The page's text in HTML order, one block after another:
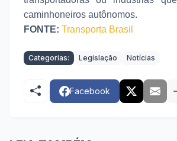
caminhoneiros autônomos.
FONTE: Transporta Brasil
Categorias: Legislação Notícias
Facebook